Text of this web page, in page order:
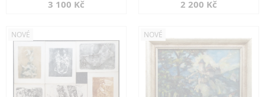
3 100 Kč 2 200 Kč
NOVÉ NOVÉ